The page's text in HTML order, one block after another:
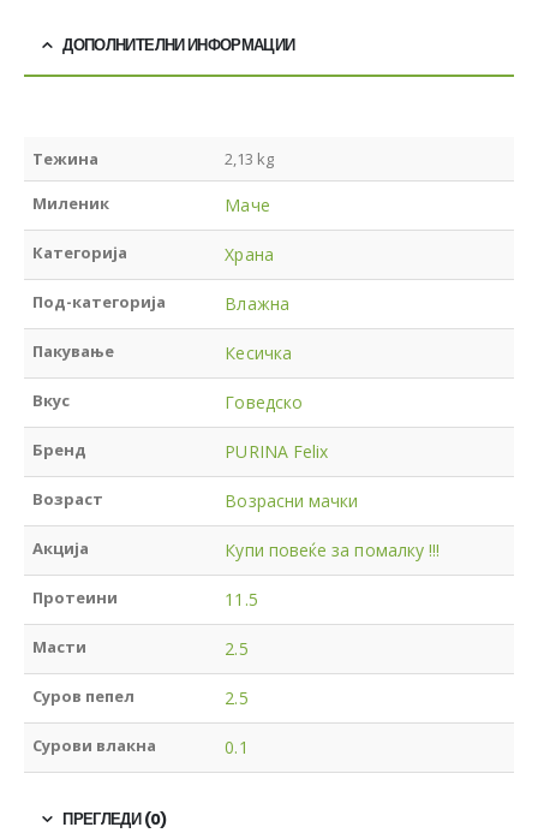
ДОПОЛНИТЕЛНИ ИНФОРМАЦИИ
Тежина 2,13 kg
Миленик Маче
Категорија Храна
Под-категорија Влажна
Пакување Кесичка
Вкус Говедско
Бренд PURINA Felix
Возраст Возрасни мачки
Акција Купи повеќе за помалку !!!
Протеини 11.5
Масти 2.5
Суров пепел 2.5
Сурови влакна 0.1
ПРЕГЛЕДИ (0)